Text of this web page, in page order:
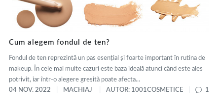
Cum alegem fondul de ten?
Fondul de ten reprezintă un pas esențial și foarte important în rutina de
makeup. În cele mai multe cazuri este baza ideală atunci când este ales
potrivit, iar într-o alegere greșită poate afecta...
04 NOV. 2022
MACHIAJ AUTOR: 1001COSMETICE 1